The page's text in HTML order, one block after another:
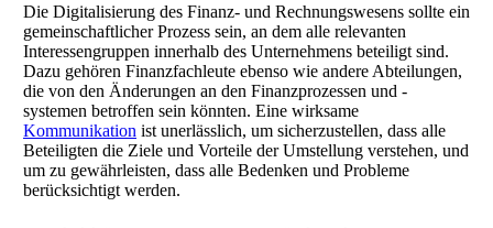
Die Digitalisierung des Finanz- und Rechnungswesens sollte ein
gemeinschaftlicher Prozess sein, an dem alle relevanten
Interessengruppen innerhalb des Unternehmens beteiligt sind.
Dazu gehören Finanzfachleute ebenso wie andere Abteilungen,
die von den Änderungen an den Finanzprozessen und -
systemen betroffen sein könnten. Eine wirksame
Kommunikation ist unerlässlich, um sicherzustellen, dass alle
Beteiligten die Ziele und Vorteile der Umstellung verstehen, und
um zu gewährleisten, dass alle Bedenken und Probleme
berücksichtigt werden.